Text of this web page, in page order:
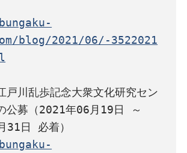
blog/2021/06/-3522021
戸川乱歩記念大衆文化研究セン
公募（2021年06月19日 ～